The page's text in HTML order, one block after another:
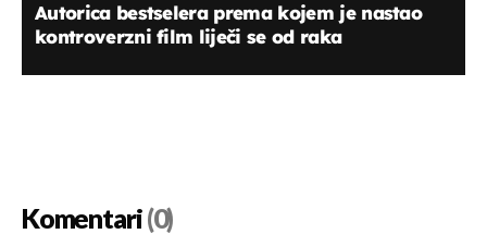
Autorica bestselera prema kojem je nastao
kontroverzni film liječi se od raka
Komentari(0)